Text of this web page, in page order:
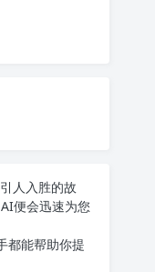
人入胜的故
便会迅速为您
都能帮助你提